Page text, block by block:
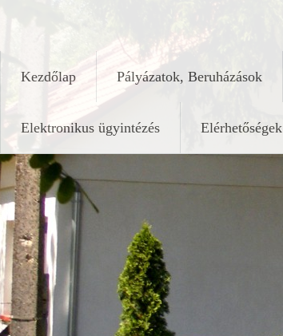
Kezdőlap Pályázatok, Beruházások
Elektronikus ügyintézés Elérhetőségek